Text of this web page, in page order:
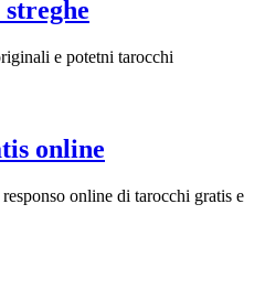
e potetni tarocchi
online
online di tarocchi gratis e